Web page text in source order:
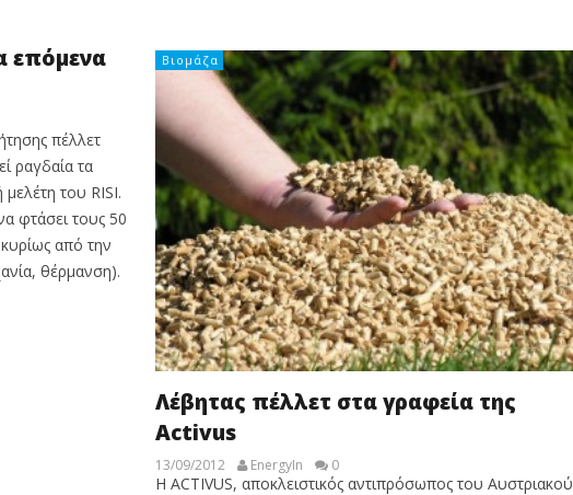
GSI: Η είσοδος της Meridiam αλλάζει τα δεδομένα για τη διασύνδεση Ελλάδας – Κύπρου
Ο Όμιλος AKTOR εξαγοράζει το 75% των εταιρειών ΗΛΕΚΤΩΡ και THALIS στο πλαίσιο στρατηγικής συνεργασίας με τον Όμιλο ΜΟΤΟΡ ΟΪΛ
Η Trade Estates ανακοινώνει τη συμφωνία για την απόκτηση ποσοστού 50% στο Sofia South Ring Mall
επόμενα
πέλλετ
ραγδαία τα
του RISI.
φτάσει τους 50
από την
θέρμανση).
Βιομάζα
Λέβητας πέλλετ στα γραφεία της
Activus
13/09/2012 EnergyIn 0
Η ACTIVUS, αποκλειστικός αντιπρόσωπος του Αυστριακού